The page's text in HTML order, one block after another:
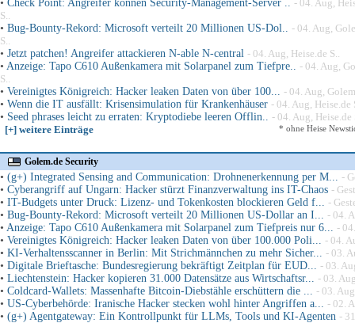
• Check Point: Angreifer können Security-Management-Server .. - 04. Aug,
S..
• Bug-Bounty-Rekord: Microsoft verteilt 20 Millionen US-Dol.. - 04. Aug,
S..
• Jetzt patchen! Angreifer attackieren N-able N-central - 04. Aug, Heise.de S..
• Anzeige: Tapo C610 Außenkamera mit Solarpanel zum Tiefpre.. - 04. Aug,
S..
• Vereinigtes Königreich: Hacker leaken Daten von über 100... - 04. Aug,
• Wenn die IT ausfällt: Krisensimulation für Krankenhäuser - 04. Aug, Heise.de
• Seed phrases leicht zu erraten: Kryptodiebe leeren Offlin.. - 04. Aug, Heise.de
[+] weitere Einträge
* ohne Heise
Golem.de Security
• (g+) Integrated Sensing and Communication: Drohnenerkennung per M... -
• Cyberangriff auf Ungarn: Hacker stürzt Finanzverwaltung ins IT-Chaos -
• IT-Budgets unter Druck: Lizenz- und Tokenkosten blockieren Geld f... -
• Bug-Bounty-Rekord: Microsoft verteilt 20 Millionen US-Dollar an I... - 04.
• Anzeige: Tapo C610 Außenkamera mit Solarpanel zum Tiefpreis nur 6... -
• Vereinigtes Königreich: Hacker leaken Daten von über 100.000 Poli... - 04.
• KI-Verhaltensscanner in Berlin: Mit Strichmännchen zu mehr Sicher... - 03.
• Digitale Brieftasche: Bundesregierung bekräftigt Zeitplan für EUD... - 03.
• Liechtenstein: Hacker kopieren 31.000 Datensätze aus Wirtschaftsr... - 03.
• Coldcard-Wallets: Massenhafte Bitcoin-Diebstähle erschüttern die ... - 03. Aug
• US-Cyberbehörde: Iranische Hacker stecken wohl hinter Angriffen a... - 02.
• (g+) Agentgateway: Ein Kontrollpunkt für LLMs, Tools und KI-Agenten -